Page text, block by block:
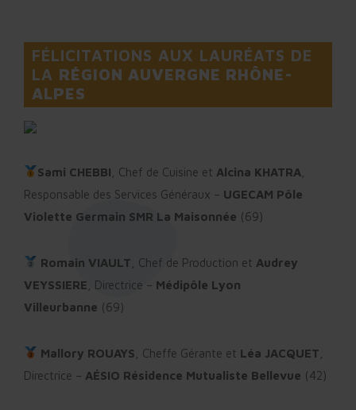
FÉLICITATIONS AUX LAURÉATS DE
LA RÉGION AUVERGNE RHÔNE-
ALPES
Sami CHEBBI , Chef de Cuisine et Alcina KHATRA
Responsable des Services Généraux – UGECAM Pôle
Violette Germain SMR La Maisonnée (69)
Romain VIAULT , Chef de Production et Audrey
VEYSSIERE , Directrice – Médipôle Lyon
Villeurbanne (69)
Mallory ROUAYS , Cheffe Gérante et Léa JACQUET
Directrice – AÉSIO Résidence Mutualiste Bellevue (42)